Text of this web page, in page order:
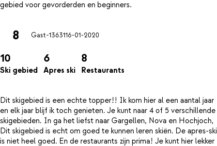
8 Gast-1363116-01-2020
10
Ski gebied
6
Apres ski
8
Restaurants
Dit skigebied is een echte topper!! Ik kom hier al een aantal jaar
en elk jaar blijf ik toch genieten. Je kunt naar 4 of 5 verschillende
skigebieden. In ga het liefst naar Gargellen, Nova en Hochjoch,
Dit skigebied is echt om goed te kunnen leren skiën. De apres-ski
is niet heel goed. En de restaurants zijn prima! Je kunt hier lekker